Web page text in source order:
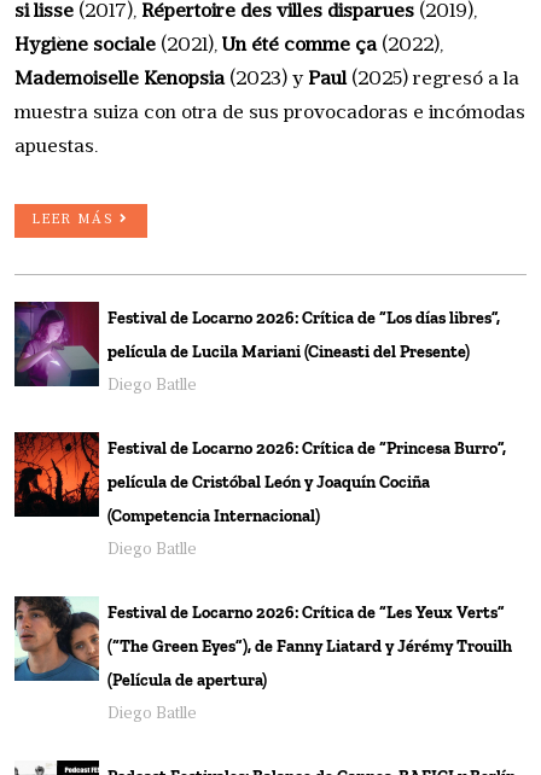
si lisse (2017), Répertoire des villes disparues (2019),
Hygiène sociale (2021), Un été comme ça(2022),
Mademoiselle Kenopsia(2023) y Paul(2025) regresó a la
muestra suiza con otra de sus provocadoras e incómodas
apuestas.
LEER MÁS
Festival de Locarno 2026: Crítica de “Los días libres”,
película de Lucila Mariani (Cineasti del Presente)
Diego Batlle
Festival de Locarno 2026: Crítica de “Princesa Burro”,
película de Cristóbal León y Joaquín Cociña
(Competencia Internacional)
Diego Batlle
Festival de Locarno 2026: Crítica de “Les Yeux Verts”
(“The Green Eyes”), de Fanny Liatard y Jérémy Trouilh
(Película de apertura)
Diego Batlle